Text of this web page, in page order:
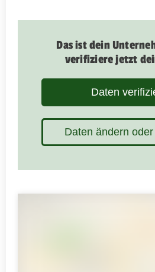
Das ist dein
verifiziere jetzt
Daten
Daten ändern